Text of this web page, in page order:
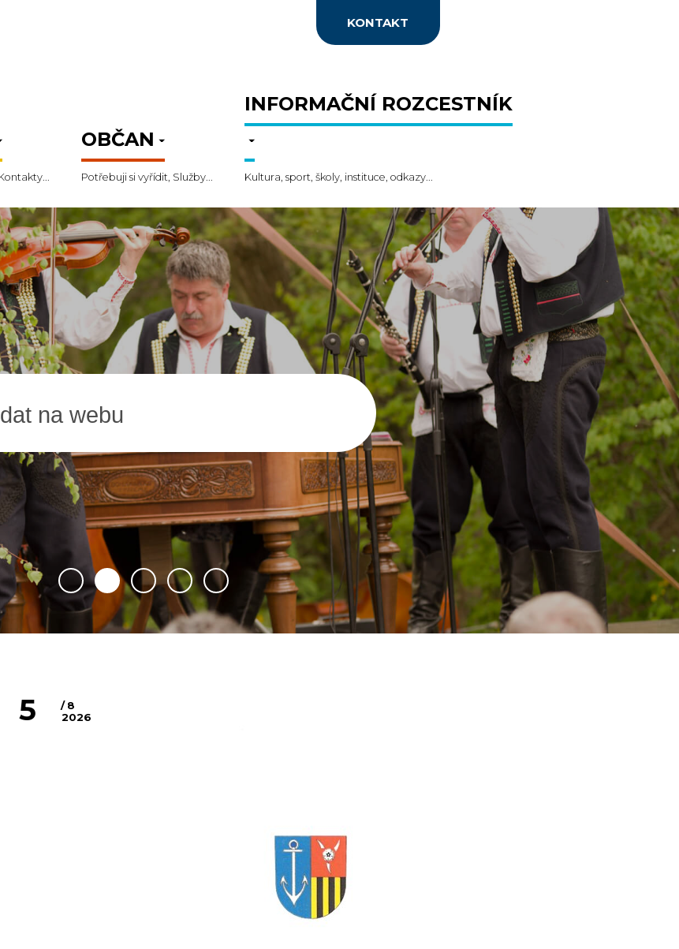
KONTAKT
OBČAN
Potřebuji si vyřídit, Služby...
INFORMAČNÍ ROZCESTNÍK
Kultura, sport, školy, instituce, odkazy...
4 5
5
8
2026